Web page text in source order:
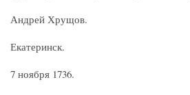
Андрей Хрущов.
Екатеринск.
7 ноября 1736.